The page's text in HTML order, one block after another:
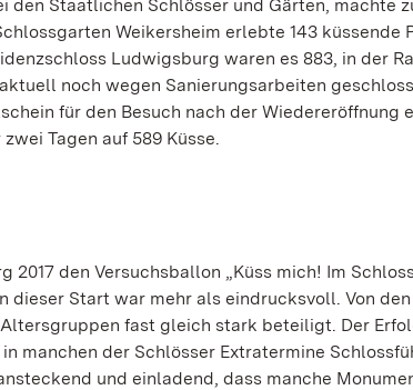
den Staatlichen Schlösser und Gärten, machte
Weikersheim erlebte 143 küssende
Ludwigsburg waren es 883, in der
noch wegen Sanierungsarbeiten
für den Besuch nach der Wiedereröffnung
Tagen auf 589 Küsse.
den Versuchsballon „Küss mich! Im
dieser Start war mehr als eindrucksvoll. Von den
fast gleich stark beteiligt. Der
manchen der Schlösser Extratermine
und einladend, dass manche